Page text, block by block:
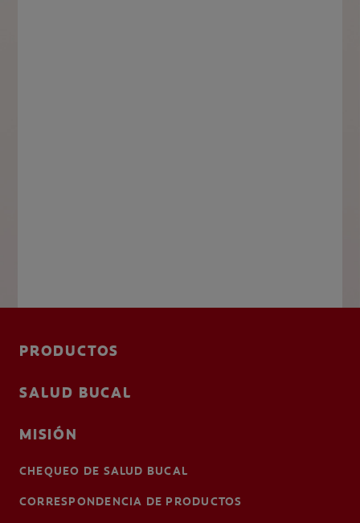
PRODUCTOS
SALUD BUCAL
MISIÓN
CHEQUEO DE SALUD BUCAL
CORRESPONDENCIA DE PRODUCTOS